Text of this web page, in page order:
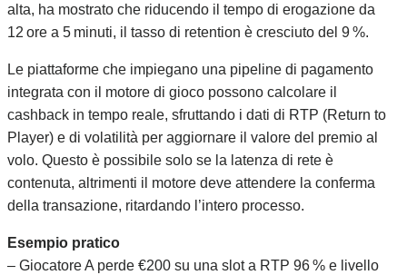
alta, ha mostrato che riducendo il tempo di erogazione da
12 ore a 5 minuti, il tasso di retention è cresciuto del 9 %.
Le piattaforme che impiegano una pipeline di pagamento
integrata con il motore di gioco possono calcolare il
cashback in tempo reale, sfruttando i dati di RTP (Return to
Player) e di volatilità per aggiornare il valore del premio al
volo. Questo è possibile solo se la latenza di rete è
contenuta, altrimenti il motore deve attendere la conferma
della transazione, ritardando l’intero processo.
Esempio pratico
– Giocatore A perde €200 su una slot a RTP 96 % e livello